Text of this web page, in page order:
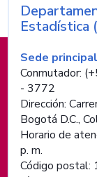
Nombre
Estadística
Sede principal
Conmutador:
- 3772
Dirección:
Bogotá D.C.,
Horario de
p. m.
Código postal: